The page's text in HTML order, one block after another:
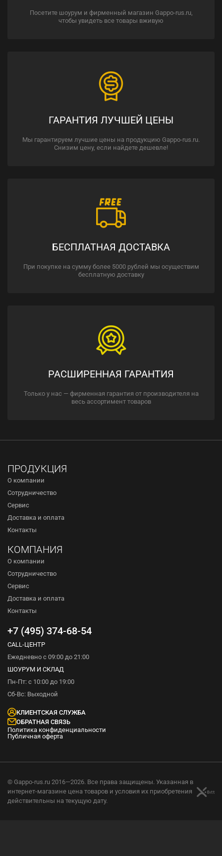
Посетите шоурум и фирменный магазин Gappo-rus.ru,
чтобы увидеть все товары вживую
ГАРАНТИЯ ЛУЧШЕЙ ЦЕНЫ
Мы гарантируем лучшие цены на продукцию Gappo-rus.ru.
Снизим цену, если найдете дешевле!
БЕСПЛАТНАЯ ДОСТАВКА
При покупке на сумму более 5000 рублей мы осуществим
бесплатную доставку
РАСШИРЕННАЯ ГАРАНТИЯ
Только у нас — фирменная гарантия от производителя на
весь ассортимент товаров
ПРОДУКЦИЯ
О компании
Сотрудничество
Сервис
Доставка и оплата
Контакты
КОМПАНИЯ
О компании
Сотрудничество
Сервис
Доставка и оплата
Контакты
+7 (495) 374-68-54
CALL-ЦЕНТР
Ежедневно с 09:00 до 21:00
ШОУРУМ И СКЛАД
Пн-Пт: с 10:00 до 19:00
Сб-Вс: Выходной
КЛИЕНТСКАЯ СЛУЖБА
ОБРАТНАЯ СВЯЗЬ
Политика конфиденциальности
Публичная оферта
© Gappo-rus.ru 2016—2026. Все права защищены. Указанная в
интернет-магазине цена товаров и условия их приобретения
действительны на текущую дату.